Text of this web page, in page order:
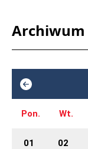
Archiwum
Pon. Wt.
01 02